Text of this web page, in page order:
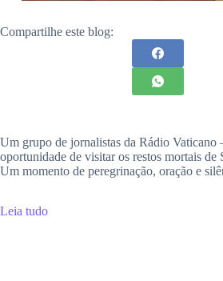
Compartilhe este blog:
Um grupo de jornalistas da Rádio Vaticano
oportunidade de visitar os restos mortais de
Um momento de peregrinação, oração e
Leia tudo